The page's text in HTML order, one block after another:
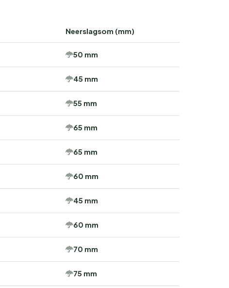
Neerslagsom (mm)
50 mm
45 mm
55 mm
65 mm
65 mm
60 mm
45 mm
60 mm
70 mm
75 mm